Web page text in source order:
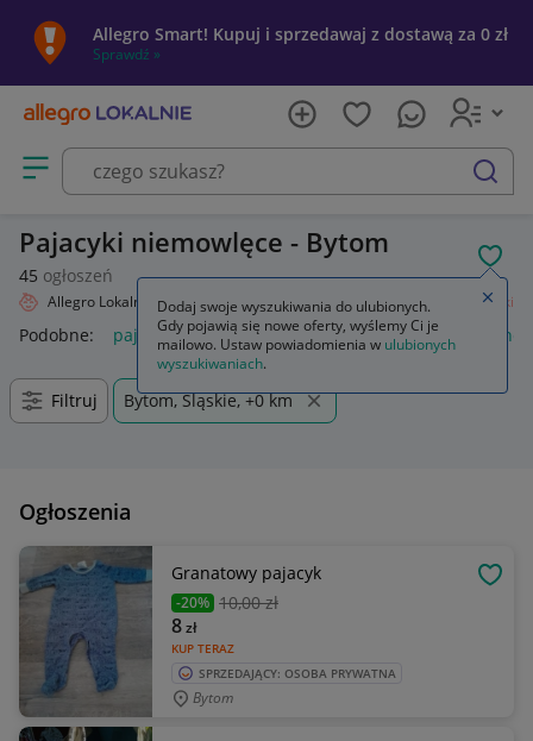
Allegro Smart! Kupuj i sprzedawaj z dostawą za 0 zł
Sprawdź »
Otwórz menu z kategoriami
szukaj
Pajacyki niemowlęce - Bytom
45 ogłoszeń
Allegro Lokalnie Dziecko Odzież Odzież niemowlęca Pajacyki
Podobne: pajacyki pajacyki next pajacyki niemowlęce
Filtruj Bytom, Śląskie, +0 km
Ogłoszenia
Granatowy pajacyk
-20% 10,00 zł
KUP TERAZ
8zł
SPRZEDAJĄCY: OSOBA PRYWATNA
Bytom
Dodaj swoje wyszukiwania do ulubionych.
Gdy pojawią się nowe oferty, wyślemy Ci je
mailowo. Ustaw powiadomienia w ulubionych
wyszukiwaniach.